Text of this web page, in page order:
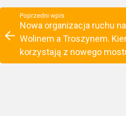
Poprzedni wpis
Nowa organizacja ruchu
Wolinem a Troszynem.
korzystają z nowego